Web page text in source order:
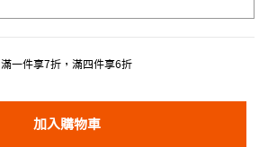
滿一件享7折，滿四件享6折
加入購物車